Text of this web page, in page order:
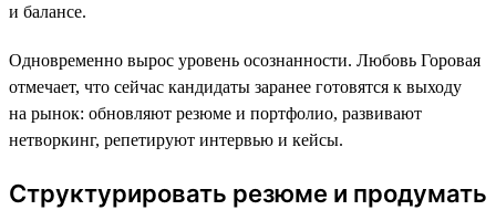
и балансе.
Одновременно вырос уровень осознанности. Любовь Горовая
отмечает, что сейчас кандидаты заранее готовятся к выходу
на рынок: обновляют резюме и портфолио, развивают
нетворкинг, репетируют интервью и кейсы.
Структурировать резюме и продумать